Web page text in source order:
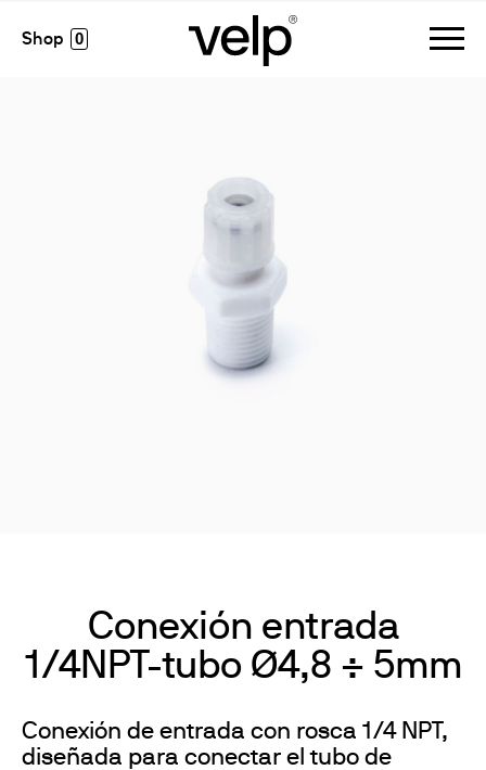
0
Conexión entrada
1/4NPT-tubo Ø4,8 ÷ 5mm
Conexión de entrada con rosca 1/4 NPT,
diseñada para conectar el tubo de